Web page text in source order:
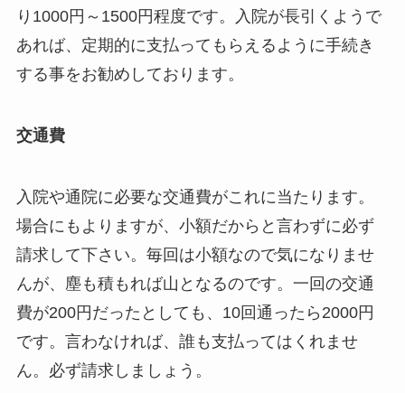
り1000円～1500円程度です。入院が長引くようで
あれば、定期的に支払ってもらえるように手続き
する事をお勧めしております。
交通費
入院や通院に必要な交通費がこれに当たります。
場合にもよりますが、小額だからと言わずに必ず
請求して下さい。毎回は小額なので気になりませ
んが、塵も積もれば山となるのです。一回の交通
費が200円だったとしても、10回通ったら2000円
です。言わなければ、誰も支払ってはくれませ
ん。必ず請求しましょう。